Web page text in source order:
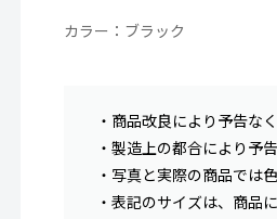
カラー：ブラック
・商品改良により予告な
・製造上の都合により予
・写真と実際の商品では
・表記のサイズは、商品